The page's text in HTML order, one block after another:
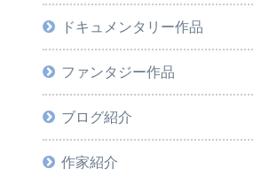
ドキュメンタリー作品
ファンタジー作品
ブログ紹介
作家紹介